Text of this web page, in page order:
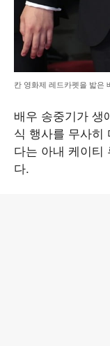
칸 영화제 레드카펫을 밟은
배우 송중기가 생
식 행사를 무사히
다는 아내 케이티
다.